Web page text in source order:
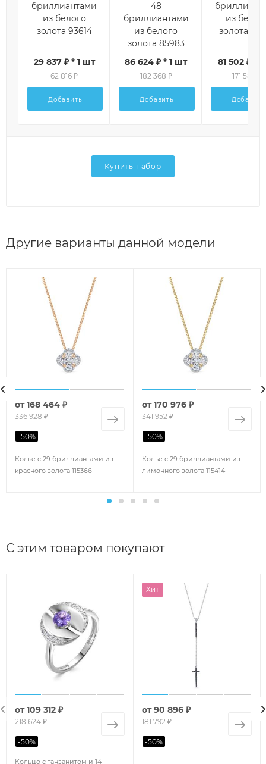
бриллиантами
из белого
золота 93614
29 837 ₽ * 1 шт
62 816 ₽
Добавить
48
бриллиантами
из белого
золота 85983
86 624 ₽ * 1 шт
182 368 ₽
Добавить
из
золота
81 502 ₽ *
171 584 ₽
Добавить
Купить набор
Другие варианты данной модели
Колье с 29 бриллиантами из
красного золота 115366
от168 464 ₽
336 928 ₽
-50%
Колье с 29 бриллиантами из
лимонного золота 115414
от170 976 ₽
341 952 ₽
-50%
С этим товаром покупают
Кольцо с танзанитом и 14
от109 312 ₽
218 624 ₽
-50%
Хит
от90 896 ₽
181 792 ₽
-50%